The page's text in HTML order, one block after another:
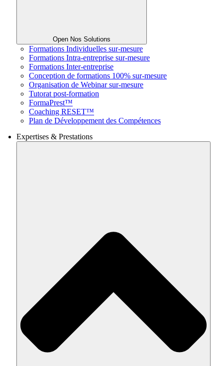
Open Nos Solutions
Formations Individuelles sur-mesure
Formations Intra-entreprise sur-mesure
Formations Inter-entreprise
Conception de formations 100% sur-mesure
Organisation de Webinar sur-mesure
Tutorat post-formation
FormaPrest™
Coaching RESET™
Plan de Développement des Compétences
Expertises & Prestations